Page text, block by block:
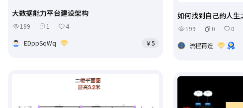
大数据能力平台建设架构
199 1
4
EDppSqWq
￥5
如何找到自己的人生
199 0
0
流程再造